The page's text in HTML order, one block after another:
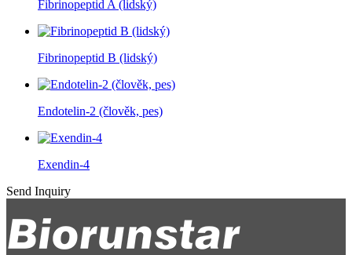
Fibrinopeptid A (lidský)
Fibrinopeptid B (lidský)
Endotelin-2 (člověk, pes)
Exendin-4
Send Inquiry